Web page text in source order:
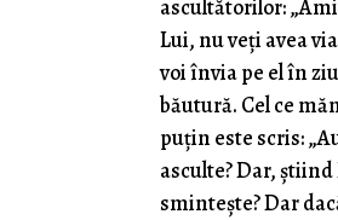
ascultătorilor:
Lui, nu veţi avea
voi învia pe el în
băutură. Cel ce
puţin este scris:
asculte? Dar,
sminteşte? Dar